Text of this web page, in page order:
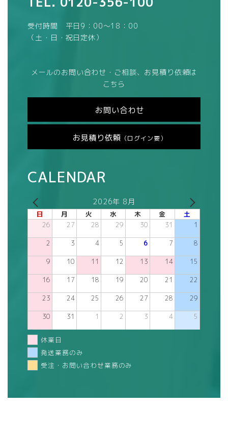
受付時間 平日9：00～18：00
（土・日・祝日定休）
メールのお問い合わせ・ご相談、お見積り依頼は
こちら
お問い合わせ
お見積り依頼 （ログイン要）
CALENDAR
2026年 8月
日 月 火 水 木 金 土
26 27 28 29 30 31 1
2 3 4 5 6 7 8
9 10 11 12 13 14 15
16 17 18 19 20 21 22
23 24 25 26 27 28 29
30 31 1 2 3 4 5
休業日
発送業務のみ
受注・お問い合わせ業務のみ